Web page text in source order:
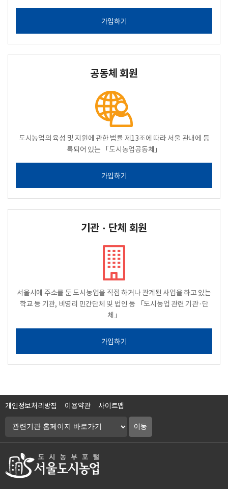
가입하기
공동체 회원
도시농업의 육성 및 지원에 관한 법률 제13조에 따라 서울 관내에 등
록되어 있는 「도시농업공동체」
가입하기
기관ㆍ단체 회원
서울시에 주소를 둔 도시농업을 직접 하거나 관계된 사업을 하고 있는
학교 등 기관, 비영리 민간단체 및 법인 등 「도시농업 관련 기관·단
체」
가입하기
개인정보처리방침 이용약관 사이트맵